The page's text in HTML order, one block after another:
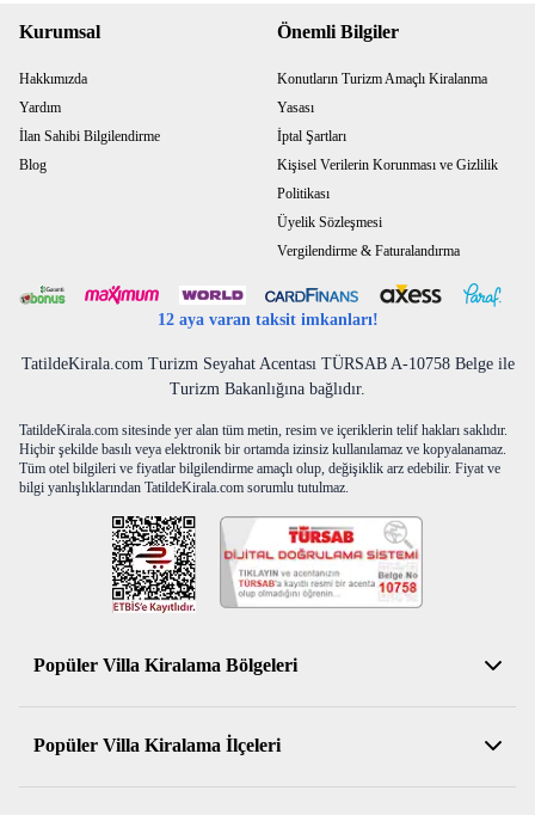
Kurumsal
Hakkımızda
Yardım
İlan Sahibi Bilgilendirme
Blog
Önemli Bilgiler
Konutların Turizm Amaçlı Kiralanma
Yasası
İptal Şartları
Kişisel Verilerin Korunması ve Gizlilik
Politikası
Üyelik Sözleşmesi
Vergilendirme & Faturalandırma
12 aya varan taksit imkanları!
TatildeKirala.com Turizm Seyahat Acentası TÜRSAB A-10758 Belge ile
Turizm Bakanlığına bağlıdır.
TatildeKirala.com sitesinde yer alan tüm metin, resim ve içeriklerin telif hakları saklıdır.
Hiçbir şekilde basılı veya elektronik bir ortamda izinsiz kullanılamaz ve kopyalanamaz.
Tüm otel bilgileri ve fiyatlar bilgilendirme amaçlı olup, değişiklik arz edebilir. Fiyat ve
bilgi yanlışlıklarından TatildeKirala.com sorumlu tutulmaz.
Popüler Villa Kiralama Bölgeleri
Antalya Kiralık Villa
Muğla Kiralık Villa
Aydın Kiralık Villa
Popüler Villa Kiralama İlçeleri
Kemer Kiralık Villa